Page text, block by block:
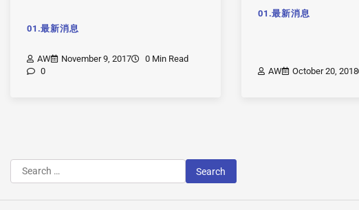
01.最新消息
AW November 9, 2017
0 Min Read
0
01.最新消息
AW October 20, 2018